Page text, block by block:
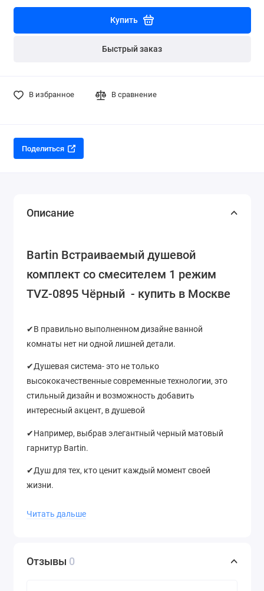
Купить
Быстрый заказ
В избранное В сравнение
Поделиться
Описание
Bartin Встраиваемый душевой
комплект со смесителем 1 режим
TVZ-0895 Чёрный - купить в Москве
✔В правильно выполненном дизайне ванной
комнаты нет ни одной лишней детали.
✔Душевая система- это не только
высококачественные современные технологии, это
стильный дизайн и возможность добавить
интересный акцент, в душевой
✔Например, выбрав элегантный черный матовый
гарнитур Bartin.
✔Душ для тех, кто ценит каждый момент своей
жизни.
Читать дальше
Отзывы 0